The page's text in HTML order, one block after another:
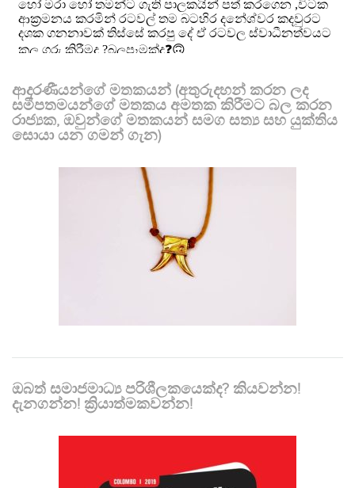
ආදරණීයන්ගේ මතකයන් (අතුරුදහන් කරන ලද
සමීපතමයන්ගේ මතකය අමතක කිරීමට බල කරන
රාජ්‍යක, ඔවුන්ගේ මතකයන් සමග සත්‍ය සහ යුක්තිය
සොයා යන ගමන් ගැන)
ඔබත් සමාජමාධ්‍ය පරිශීලකයෙක්ද? කියවන්න!
දැනගන්න! ක්‍රියාත්මකවන්න!